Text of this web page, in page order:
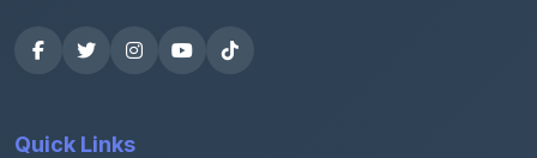
Quick Links